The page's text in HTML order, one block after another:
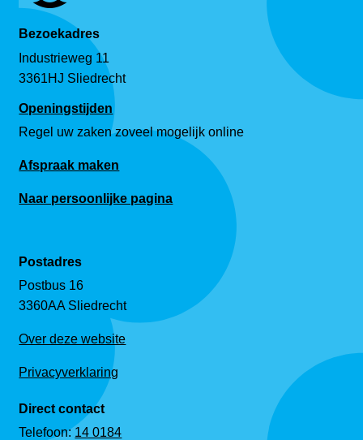
Bezoekadres
Industrieweg 11
3361HJ Sliedrecht
Openingstijden
Regel uw zaken zoveel mogelijk online
Afspraak maken
Naar persoonlijke pagina
Postadres
Postbus 16
3360AA Sliedrecht
Over deze website
Privacyverklaring
Direct contact
Telefoon:14 0184